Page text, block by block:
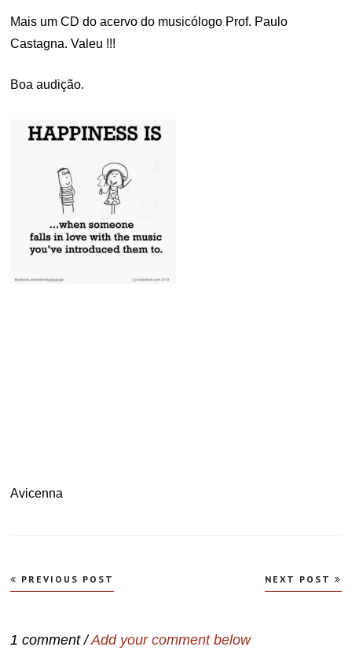
Mais um CD do acervo do musicólogo Prof. Paulo
Castagna. Valeu !!!
Boa audição.
Avicenna
Navegação
de
PREVIOUS POST NEXT POST
1 comment /Add your comment below